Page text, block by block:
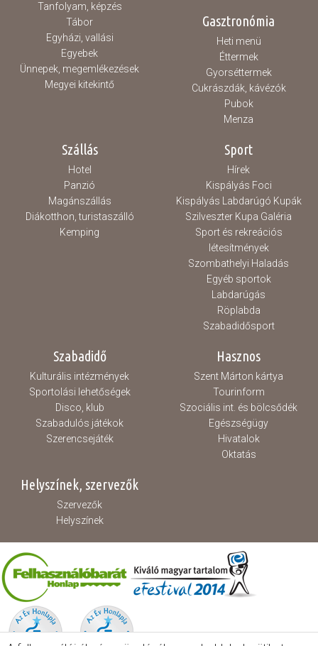
Tanfolyam, képzés
Tábor
Egyházi, vallási
Egyebek
Ünnepek, megemlékezések
Megyei kitekintő
Gasztronómia
Heti menü
Éttermek
Gyorséttermek
Cukrászdák, kávézók
Pubok
Menza
Szállás
Hotel
Panzió
Magánszállás
Diákotthon, turistaszálló
Kemping
Sport
Hírek
Kispályás Foci
Kispályás Labdarúgó Kupák
Szilveszter Kupa Galéria
Sport és rekreációs
létesítmények
Szombathelyi Haladás
Egyéb sportok
Labdarúgás
Röplabda
Szabadidősport
Szabadidő
Kulturális intézmények
Sportolási lehetőségek
Disco, klub
Szabadulós játékok
Szerencsejáték
Hasznos
Szent Márton kártya
Tourinform
Szociális int. és bölcsődék
Egészségügy
Hivatalok
Oktatás
Helyszínek, szervezők
Szervezők
Helyszínek